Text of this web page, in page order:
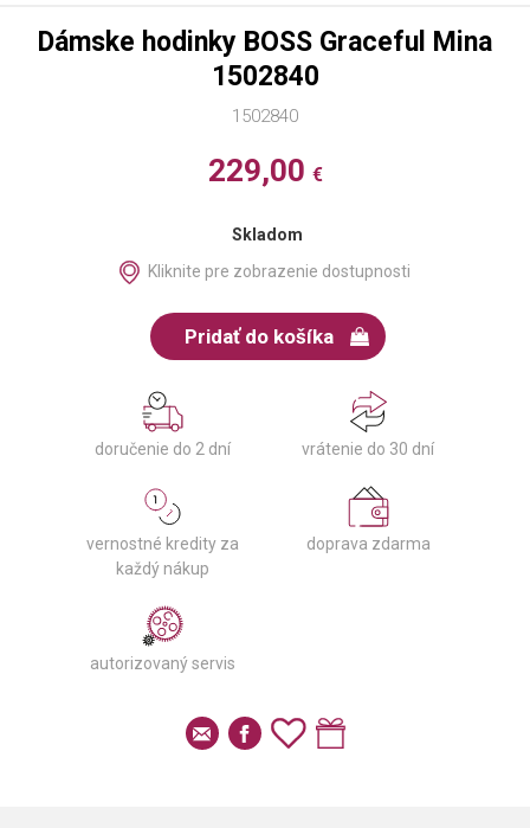
1502840
Dámske hodinky BOSS Graceful Mina
1502840
229,00 €
Skladom
Kliknite pre zobrazenie dostupnosti
Pridať do košíka
doručenie do 2 dní vrátenie do 30 dní
vernostné kredity za
každý nákup
doprava zdarma
autorizovaný servis